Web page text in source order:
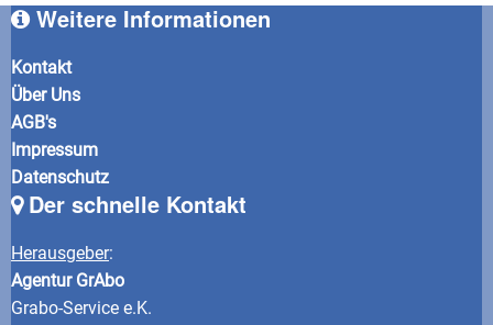
Weitere Informationen
Kontakt
Über Uns
AGB's
Impressum
Datenschutz
Der schnelle Kontakt
Herausgeber:
Agentur GrAbo
Grabo-Service e.K.